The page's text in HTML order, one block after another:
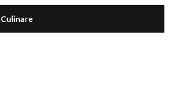
Culinare